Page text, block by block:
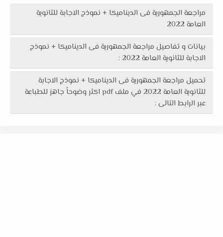
مراجعة الجمهورية فى الديناميكا + نموذج الاجابة للثانوية
العامة 2022
بيانات و تفاصيل مراجعة الجمهورية فى الديناميكا + نموذج
الاجابة للثانوية العامة 2022 :
تحميل مراجعة الجمهورية فى الديناميكا + نموذج الاجابة
للثانوية العامة 2022 في ملف pdf اكثر وضوحاً جاهز للطباعة
عبر الرابط التالى :